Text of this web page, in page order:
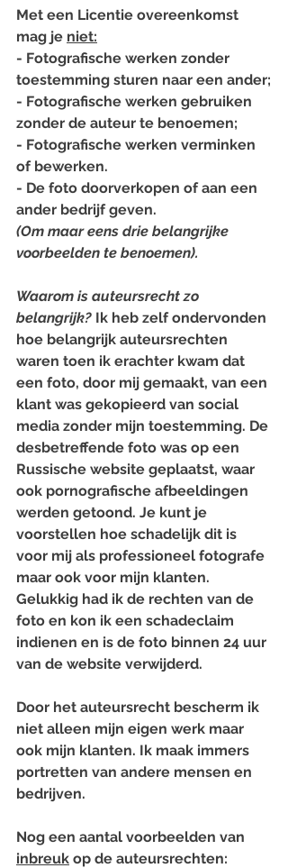
Met een Licentie overeenkomst
mag je niet:
- Fotografische werken zonder
toestemming sturen naar een ander;
- Fotografische werken gebruiken
zonder de auteur te benoemen;
- Fotografische werken verminken
of bewerken.
- De foto doorverkopen of aan een
ander bedrijf geven.
(Om maar eens drie belangrijke
voorbeelden te benoemen).
Waarom is auteursrecht zo
belangrijk? Ik heb zelf ondervonden
hoe belangrijk auteursrechten
waren toen ik erachter kwam dat
een foto, door mij gemaakt, van een
klant was gekopieerd van social
media zonder mijn toestemming. De
desbetreffende foto was op een
Russische website geplaatst, waar
ook pornografische afbeeldingen
werden getoond. Je kunt je
voorstellen hoe schadelijk dit is
voor mij als professioneel fotografe
maar ook voor mijn klanten.
Gelukkig had ik de rechten van de
foto en kon ik een schadeclaim
indienen en is de foto binnen 24 uur
van de website verwijderd.
Door het auteursrecht bescherm ik
niet alleen mijn eigen werk maar
ook mijn klanten. Ik maak immers
portretten van andere mensen en
bedrijven.
Nog een aantal voorbeelden van
inbreuk op de auteursrechten: